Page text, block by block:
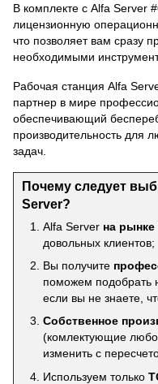
В комплекте с Alfa Server
лицензионную
что позволяет вам сразу
необходимыми
Рабочая станция Alfa
партнер в мире
обеспечивающий
производительность для
задач.
Почему следует
Server?
Alfa Server на рынке
довольных клиентов;
Вы получите
поможем подобрать
если вы не знаете,
Собственное
(комлектующие
изменить с
Используем только